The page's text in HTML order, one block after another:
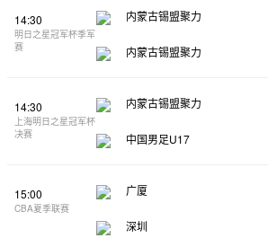
14:30
明日之星冠军杯季军
赛
内蒙古锡盟聚力
内蒙古锡盟聚力
14:30
上海明日之星冠军杯
决赛
内蒙古锡盟聚力
中国男足U17
15:00
CBA夏季联赛
广厦
深圳